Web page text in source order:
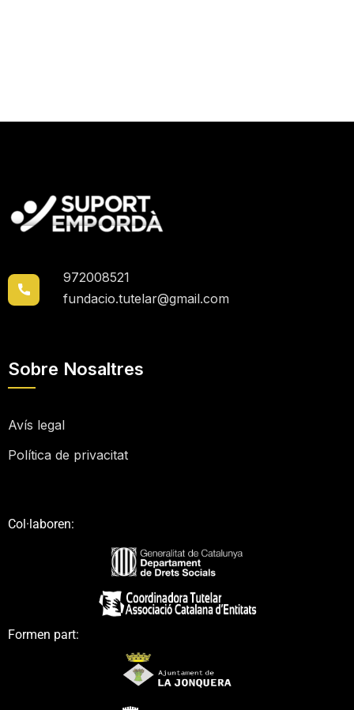
972008521
fundacio.tutelar@gmail.com
Sobre Nosaltres
Avís legal
Política de privacitat
Col·laboren:
Formen part: